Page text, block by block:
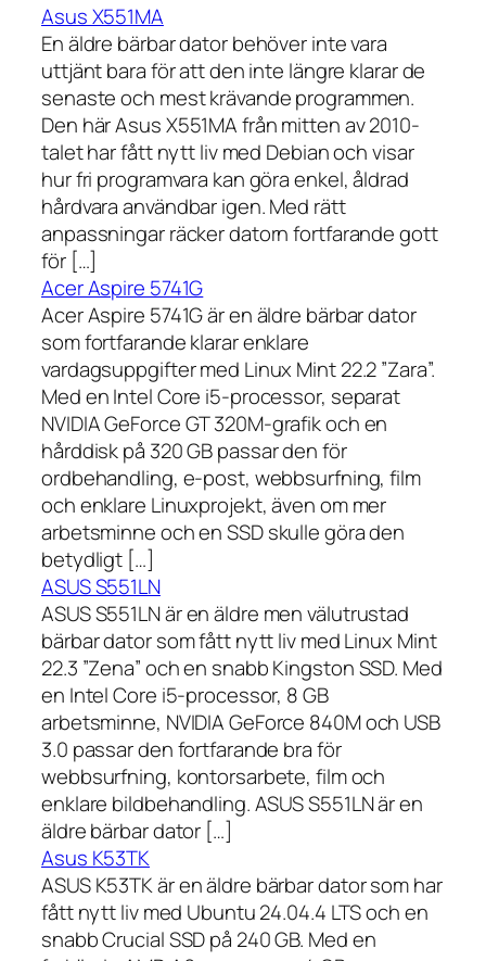
Asus X551MA
En äldre bärbar dator behöver inte vara
uttjänt bara för att den inte längre klarar de
senaste och mest krävande programmen.
Den här Asus X551MA från mitten av 2010-
talet har fått nytt liv med Debian och visar
hur fri programvara kan göra enkel, åldrad
hårdvara användbar igen. Med rätt
anpassningar räcker datorn fortfarande gott
för […]
Acer Aspire 5741G
Acer Aspire 5741G är en äldre bärbar dator
som fortfarande klarar enklare
vardagsuppgifter med Linux Mint 22.2 ”Zara”.
Med en Intel Core i5-processor, separat
NVIDIA GeForce GT 320M-grafik och en
hårddisk på 320 GB passar den för
ordbehandling, e-post, webbsurfning, film
och enklare Linuxprojekt, även om mer
arbetsminne och en SSD skulle göra den
betydligt […]
ASUS S551LN
ASUS S551LN är en äldre men välutrustad
bärbar dator som fått nytt liv med Linux Mint
22.3 ”Zena” och en snabb Kingston SSD. Med
en Intel Core i5-processor, 8 GB
arbetsminne, NVIDIA GeForce 840M och USB
3.0 passar den fortfarande bra för
webbsurfning, kontorsarbete, film och
enklare bildbehandling. ASUS S551LN är en
äldre bärbar dator […]
Asus K53TK
ASUS K53TK är en äldre bärbar dator som har
fått nytt liv med Ubuntu 24.04.4 LTS och en
snabb Crucial SSD på 240 GB. Med en